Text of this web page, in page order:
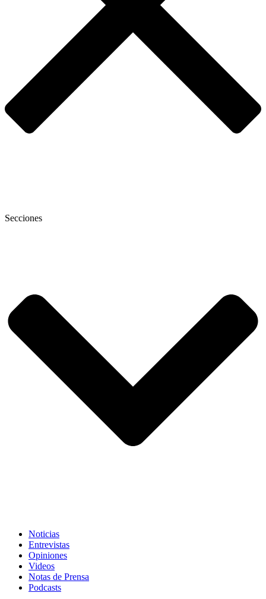
Secciones
Noticias
Entrevistas
Opiniones
Videos
Notas de Prensa
Podcasts